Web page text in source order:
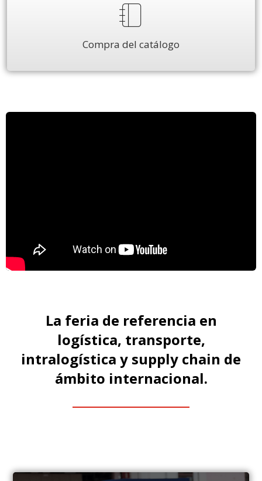
Compra del catálogo
La feria de referencia en
logística, transporte,
intralogística y supply chain de
ámbito internacional.